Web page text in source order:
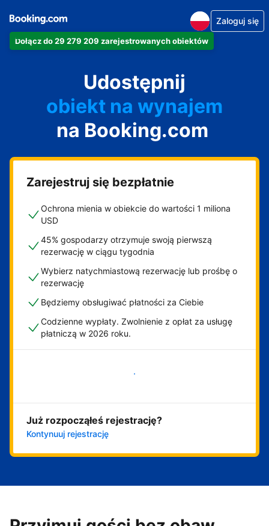
Dołącz do 29 279 209 zarejestrowanych obiektów
Zaloguj się
Udostępnij
apartament
hotel
obiekt na wynajem
wakacyjny
pensjonat
obiekt B&B
na Booking.com
Zarejestruj się bezpłatnie
Ochrona mienia w obiekcie do wartości 1 miliona
USD
45% gospodarzy otrzymuje swoją pierwszą
rezerwację w ciągu tygodnia
Wybierz natychmiastową rezerwację lub prośbę o
rezerwację
Będziemy obsługiwać płatności za Ciebie
Codzienne wypłaty. Zwolnienie z opłat za usługę
płatniczą w 2026 roku.
Zacznij już teraz
Już rozpocząłeś rejestrację?
Kontynuuj rejestrację